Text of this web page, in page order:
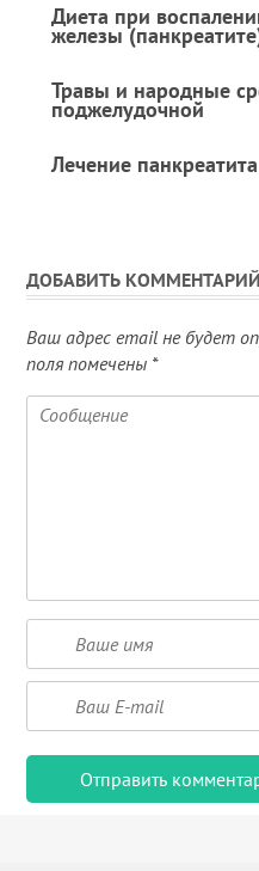
Диета при
железы
Травы и народные
поджелудочной
Лечение
ДОБАВИТЬ КОММЕНТАРИЙ
Ваш адрес email не будет
поля помечены *